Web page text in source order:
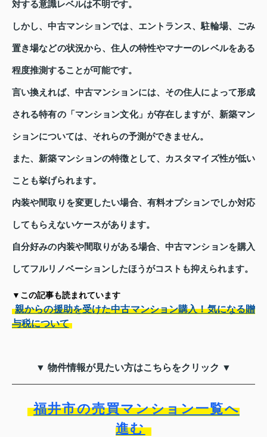
対する意識レベルは不明です。
しかし、中古マンションでは、エントランス、駐輪場、ごみ
置き場などの状況から、住人の特性やマナーのレベルをある
程度推測することが可能です。
言い換えれば、中古マンションには、その住人によって形成
される特有の「マンション文化」が存在しますが、新築マン
ションについては、それらの予測ができません。
また、新築マンションの特徴として、カスタマイズ性が低い
ことも挙げられます。
内装や間取りを変更したい場合、有料オプションでしか対応
してもらえないケースがあります。
自分好みの内装や間取りがある場合、中古マンションを購入
してフルリノベーションしたほうがコストも抑えられます。
▼この記事も読まれています
親からの援助を受けた中古マンション購入！気になる贈
与税について
▼ 物件情報が見たい方はこちらをクリック ▼
福井市の売買マンション一覧へ
進む